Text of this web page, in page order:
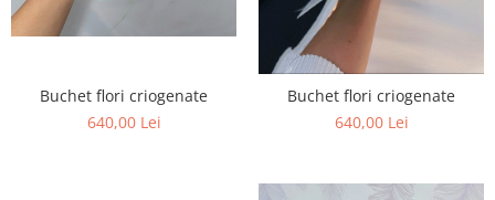
Buchet flori criogenate
640,00 Lei
Buchet flori criogenate
640,00 Lei